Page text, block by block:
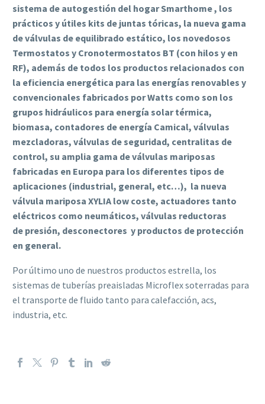
sistema de autogestión del hogar Smarthome , los
prácticos y útiles kits de juntas tóricas, la nueva gama
de válvulas de equilibrado estático, los novedosos
Termostatos y Cronotermostatos BT (con hilos y en
RF), además de todos los productos relacionados con
la eficiencia energética para las energías renovables y
convencionales fabricados por Watts como son los
grupos hidráulicos para energía solar térmica,
biomasa, contadores de energía Camical, válvulas
mezcladoras, válvulas de seguridad, centralitas de
control, su amplia gama de válvulas mariposas
fabricadas en Europa para los diferentes tipos de
aplicaciones (industrial, general, etc…), la nueva
válvula mariposa XYLIA low coste, actuadores tanto
eléctricos como neumáticos, válvulas reductoras
de presión, desconectores y productos de protección
en general.
Por último uno de nuestros productos estrella, los
sistemas de tuberías preaisladas Microflex soterradas para
el transporte de fluido tanto para calefacción, acs,
industria, etc.